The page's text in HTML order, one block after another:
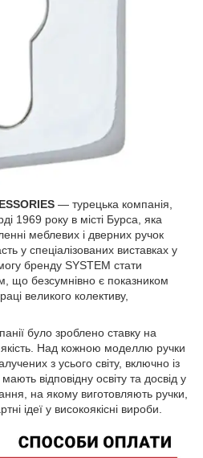
— турецька компанія,
1969 року в місті Бурса, яка
меблевих і дверних ручок
у спеціалізованих виставках у
бренду SYSTEM стати
що безсумнівно є показником
великого колективу,
було зроблено ставку на
якість. Над кожною моделлю ручки
з усього світу, включно із
відповідну освіту та досвід у
на якому виготовляють ручки,
ідеї у високоякісні вироби.